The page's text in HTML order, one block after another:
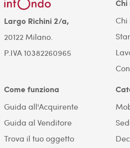
Largo Richini 2/a,
20122 Milano.
P.IVA 10382260965
Chi
Chi
Come funziona
Guida all'Acquirente
Guida al Venditore
Trova il tuo oggetto